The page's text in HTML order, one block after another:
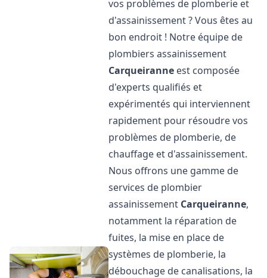
vos problèmes de plomberie et
d'assainissement ? Vous êtes au
bon endroit ! Notre équipe de
plombiers assainissement
Carqueiranne est composée
d'experts qualifiés et
expérimentés qui interviennent
rapidement pour résoudre vos
problèmes de plomberie, de
chauffage et d'assainissement.
Nous offrons une gamme de
services de plombier
assainissement Carqueiranne,
notamment la réparation de
fuites, la mise en place de
systèmes de plomberie, la
débouchage de canalisations, la